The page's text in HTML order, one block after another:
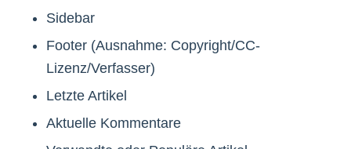
Sidebar
Footer (Ausnahme: Copyright/CC-
Lizenz/Verfasser)
Letzte Artikel
Aktuelle Kommentare